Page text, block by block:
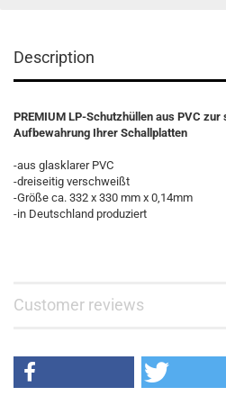
Description
PREMIUM LP-Schutzhüllen aus PVC
Aufbewahrung Ihrer Schallplatten
-aus glasklarer PVC
-dreiseitig verschweißt
-Größe ca. 332 x 330 mm x 0,14mm
-in Deutschland produziert
Customer reviews